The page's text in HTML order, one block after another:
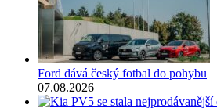
Ford dává český fotbal do pohybu
07.08.2026